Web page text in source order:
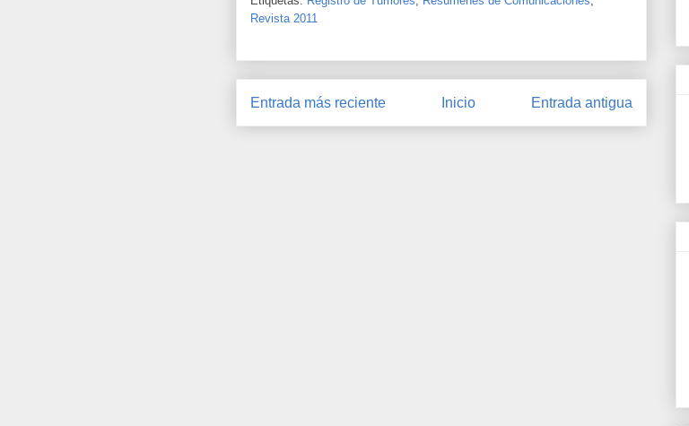
Revista 2011
Entrada más reciente Entrada antigua
Inicio